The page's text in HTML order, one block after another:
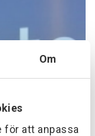
Om
för att anpassa